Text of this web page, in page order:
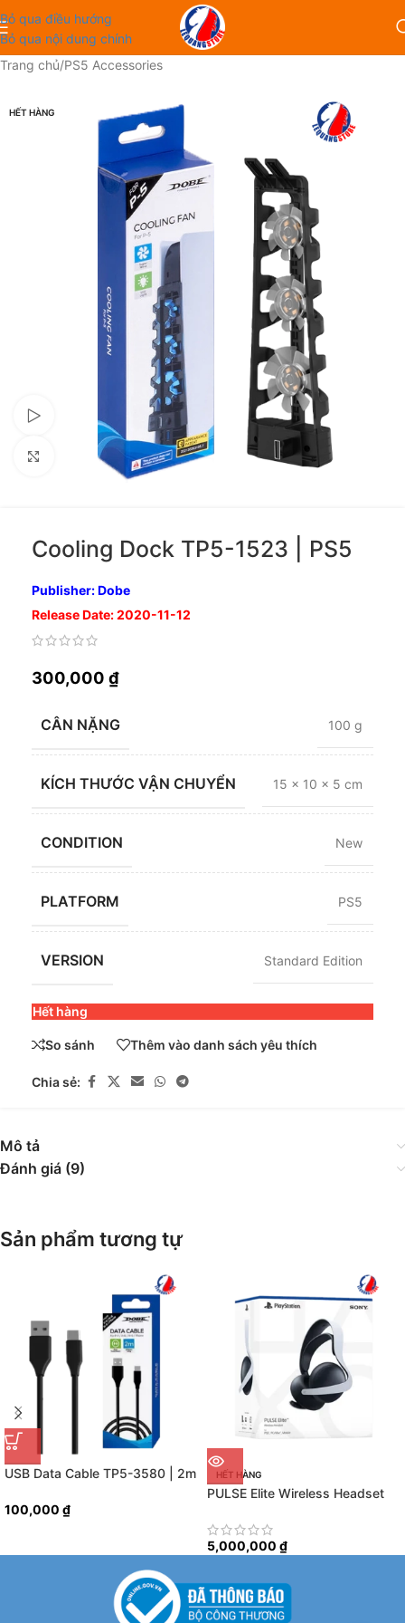
Bỏ qua điều hướng
Bỏ qua nội dung chính
Trang chủ/PS5 Accessories
HẾT HÀNG
Nhấp để phóng to
Cooling Dock TP5-1523 | PS5
Publisher: Dobe
Release Date: 2020-11-12
300,000 ₫
CÂN NẶNG 100 g
KÍCH THƯỚC VẬN CHUYỂN 15 × 10 × 5 cm
CONDITION New
PLATFORM PS5
VERSION Standard Edition
Hết hàng
So sánh Thêm vào danh sách yêu thích
Chia sẻ:
Mô tả
Đánh giá (9)
Sản phẩm tương tự
USB Data Cable TP5-3580 | 2m
100,000 ₫
HẾT HÀNG
PULSE Elite Wireless Headset
5,000,000 ₫